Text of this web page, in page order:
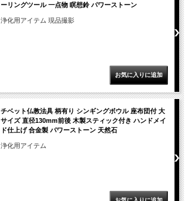
ーリングツール 一点物 瞑想鈴 パワーストーン
浄化用アイテム 現品撮影
チベット仏教法具 柄有り シンギングボウル 座布団付 大
サイズ 直径130mm前後 木製スティック付き ハンドメイ
ド仕上げ 合金製 パワーストーン 天然石
浄化用アイテム